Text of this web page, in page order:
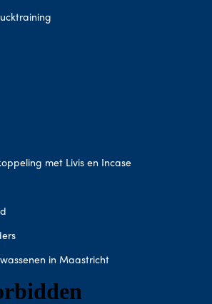
met Livis en Incase
in Maastricht